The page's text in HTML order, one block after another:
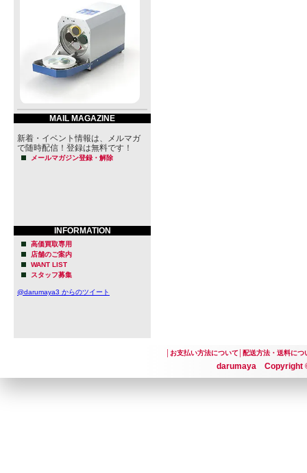
MAIL MAGAZINE
新着・イベント情報は、メルマガ
で随時配信！登録は無料です！
メールマガジン登録・解除
INFORMATION
高価買取専用
店舗のご案内
WANT LIST
スタッフ募集
@darumaya3 からのツイート
お支払い方法について│ 配送方法・送料につ
darumaya Copyright